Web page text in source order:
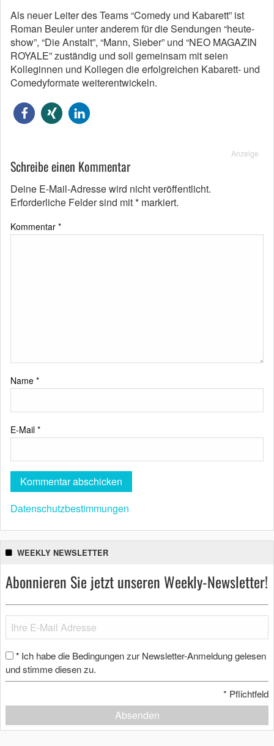
Als neuer Leiter des Teams “Comedy und Kabarett” ist
Roman Beuler unter anderem für die Sendungen “heute-
show”, “Die Anstalt”, “Mann, Sieber” und “NEO MAGAZIN
ROYALE” zuständig und soll gemeinsam mit seien
Kolleginnen und Kollegen die erfolgreichen Kabarett- und
Comedyformate weiterentwickeln.
Anzeige
Schreibe einen Kommentar
Deine E-Mail-Adresse wird nicht veröffentlicht.
Erforderliche Felder sind mit* markiert.
Kommentar *
Name *
E-Mail *
Datenschutzbestimmungen
WEEKLY NEWSLETTER
Abonnieren Sie jetzt unseren Weekly-Newsletter!
* Ich habe die Bedingungen zur Newsletter-Anmeldung gelesen
und stimme diesen zu.
* Pflichtfeld
Absenden